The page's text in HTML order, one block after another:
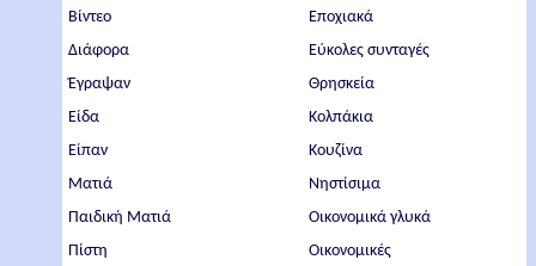
Βίντεο
Διάφορα
Έγραψαν
Είδα
Είπαν
Ματιά
Παιδική Ματιά
Πίστη
Εποχιακά
Εύκολες συνταγές
Θρησκεία
Κολπάκια
Κουζίνα
Νηστίσιμα
Οικονομικά γλυκά
Οικονομικές